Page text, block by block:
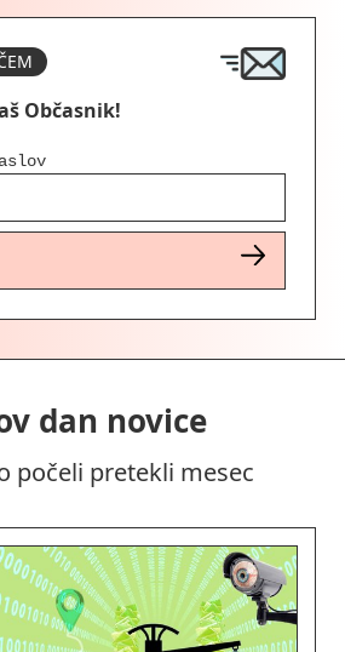
Občasnik!
dan novice
počeli pretekli mesec